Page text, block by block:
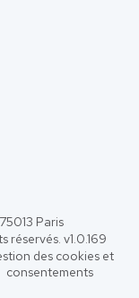
Paris
réservés. v1.0.169
des cookies et
consentements